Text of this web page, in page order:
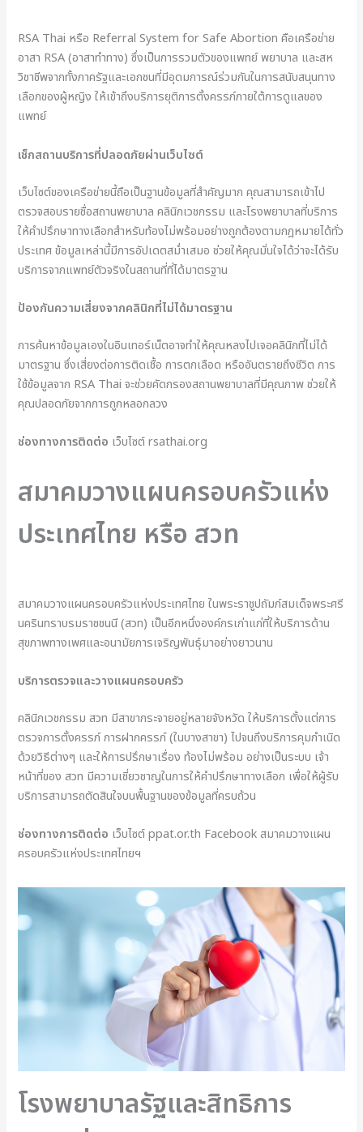
RSA Thai หรือ Referral System for Safe Abortion คือเครือข่าย
อาสา RSA (อาสาทำทาง) ซึ่งเป็นการรวมตัวของแพทย์ พยาบาล และสห
วิชาชีพจากทั้งภาครัฐและเอกชนที่มีอุดมการณ์ร่วมกันในการสนับสนุนทาง
เลือกของผู้หญิง ให้เข้าถึงบริการยุติการตั้งครรภ์ภายใต้การดูแลของ
แพทย์
เช็กสถานบริการที่ปลอดภัยผ่านเว็บไซต์
เว็บไซต์ของเครือข่ายนี้ถือเป็นฐานข้อมูลที่สำคัญมาก คุณสามารถเข้าไป
ตรวจสอบรายชื่อสถานพยาบาล คลินิกเวชกรรม และโรงพยาบาลที่บริการ
ให้คำปรึกษาทางเลือกสำหรับท้องไม่พร้อมอย่างถูกต้องตามกฎหมายได้ทั่ว
ประเทศ ข้อมูลเหล่านี้มีการอัปเดตสม่ำเสมอ ช่วยให้คุณมั่นใจได้ว่าจะได้รับ
บริการจากแพทย์ตัวจริงในสถานที่ที่ได้มาตรฐาน
ป้องกันความเสี่ยงจากคลินิกที่ไม่ได้มาตรฐาน
การค้นหาข้อมูลเองในอินเทอร์เน็ตอาจทำให้คุณหลงไปเจอคลินิกที่ไม่ได้
มาตรฐาน ซึ่งเสี่ยงต่อการติดเชื้อ การตกเลือด หรืออันตรายถึงชีวิต การ
ใช้ข้อมูลจาก RSA Thai จะช่วยคัดกรองสถานพยาบาลที่มีคุณภาพ ช่วยให้
คุณปลอดภัยจากการถูกหลอกลวง
ช่องทางการติดต่อ เว็บไซต์ rsathai.org
สมาคมวางแผนครอบครัวแห่ง
ประเทศไทย หรือ สวท
สมาคมวางแผนครอบครัวแห่งประเทศไทย ในพระราชูปถัมภ์สมเด็จพระศรี
นครินทราบรมราชชนนี (สวท) เป็นอีกหนึ่งองค์กรเก่าแก่ที่ให้บริการด้าน
สุขภาพทางเพศและอนามัยการเจริญพันธุ์มาอย่างยาวนาน
บริการตรวจและวางแผนครอบครัว
คลินิกเวชกรรม สวท มีสาขากระจายอยู่หลายจังหวัด ให้บริการตั้งแต่การ
ตรวจการตั้งครรภ์ การฝากครรภ์ (ในบางสาขา) ไปจนถึงบริการคุมกำเนิด
ด้วยวิธีต่างๆ และให้การปรึกษาเรื่อง ท้องไม่พร้อม อย่างเป็นระบบ เจ้า
หน้าที่ของ สวท มีความเชี่ยวชาญในการให้คำปรึกษาทางเลือก เพื่อให้ผู้รับ
บริการสามารถตัดสินใจบนพื้นฐานของข้อมูลที่ครบถ้วน
ช่องทางการติดต่อ เว็บไซต์ ppat.or.th Facebook สมาคมวางแผน
ครอบครัวแห่งประเทศไทยฯ
โรงพยาบาลรัฐและสิทธิการ